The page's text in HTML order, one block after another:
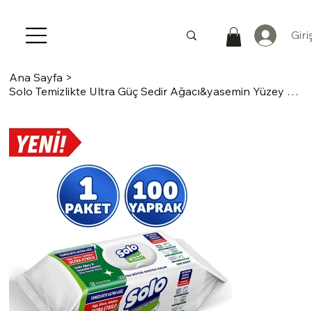
Ana Sayfa >
Solo Temizlikte Ultra Güç Sedir Ağacı&yasemin Yüzey Temizlik Havlusu 100 Yaprak